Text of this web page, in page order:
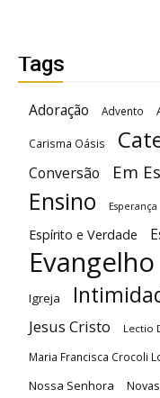
Tags
Adoração Advento
Carisma Oásis
Conversão Em
Ensino Esperança
Espírito e Verdade
Evangelho
Igreja
Jesus Cristo Lectio
Maria Francisca Crocoli
Nossa Senhora